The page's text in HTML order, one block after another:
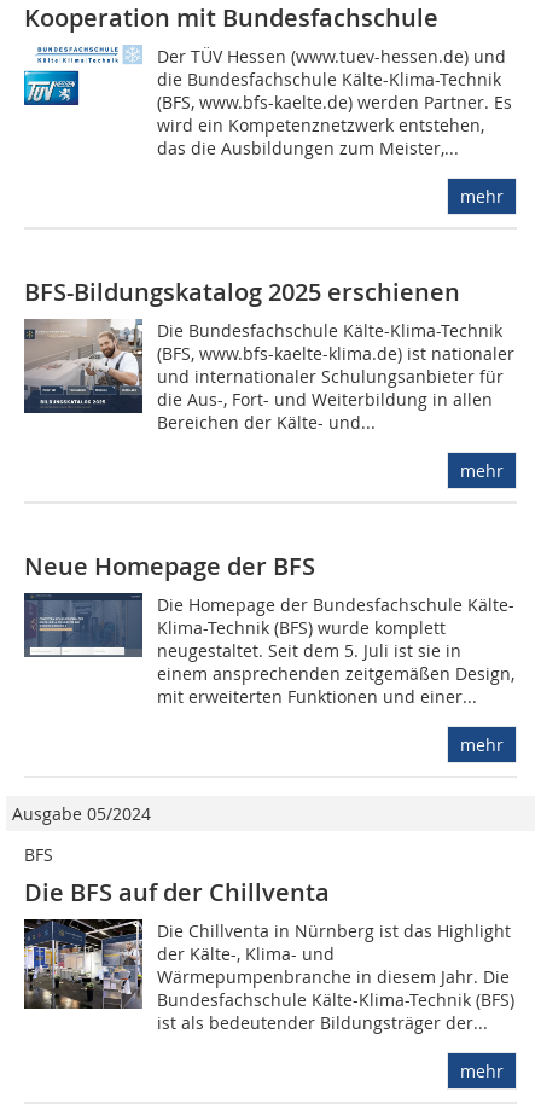
Kooperation mit Bundesfachschule
Der TÜV Hessen (www.tuev-hessen.de) und
die Bundesfachschule Kälte-Klima-Technik
(BFS, www.bfs-kaelte.de) werden Partner. Es
wird ein Kompetenznetzwerk entstehen,
das die Ausbildungen zum Meister,...
mehr
BFS-Bildungskatalog 2025 erschienen
Die Bundesfachschule Kälte-Klima-Technik
(BFS, www.bfs-kaelte-klima.de) ist nationaler
und internationaler Schulungsanbieter für
die Aus-, Fort- und Weiterbildung in allen
Bereichen der Kälte- und...
mehr
Neue Homepage der BFS
Die Homepage der Bundesfachschule Kälte-
Klima-Technik (BFS) wurde komplett
neugestaltet. Seit dem 5. Juli ist sie in
einem ansprechenden zeitgemäßen Design,
mit erweiterten Funktionen und einer...
mehr
Ausgabe 05/2024
BFS
Die BFS auf der Chillventa
Die Chillventa in Nürnberg ist das Highlight
der Kälte-, Klima- und
Wärmepumpenbranche in diesem Jahr. Die
Bundesfachschule Kälte-Klima-Technik (BFS)
ist als bedeutender Bildungsträger der...
mehr